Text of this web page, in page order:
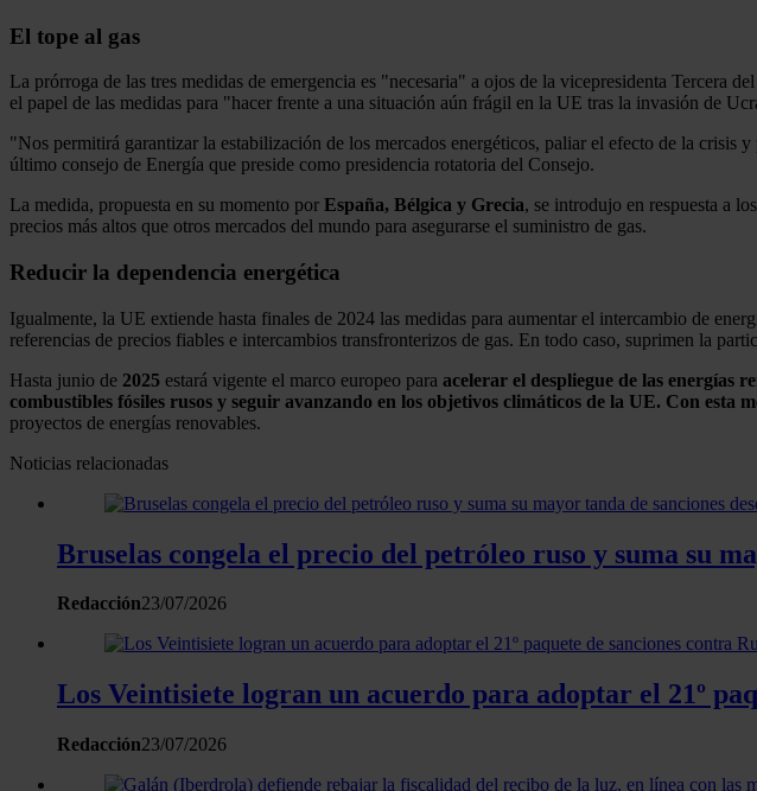
El tope al gas
La prórroga de las tres medidas de emergencia es "necesaria" a ojos de la vicepresidenta
el papel de las medidas para "hacer frente a una situación aún frágil en la UE tras la invasión de
"Nos permitirá garantizar la estabilización de los mercados energéticos, paliar el efecto de la crisis
último consejo de Energía que preside como presidencia rotatoria del Consejo.
La medida, propuesta en su momento por España, Bélgica y Grecia, se introdujo en respuesta a
precios más altos que otros mercados del mundo para asegurarse el suministro de gas.
Reducir la dependencia energética
Igualmente, la UE extiende hasta finales de 2024 las medidas para aumentar el intercambio de
referencias de precios fiables e intercambios transfronterizos de gas. En todo caso, suprimen la
Hasta junio de 2025 estará vigente el marco europeo para acelerar el despliegue de las energías
combustibles fósiles rusos y seguir avanzando en los objetivos climáticos de la UE. Con esta
proyectos de energías renovables.
Noticias relacionadas
Bruselas congela el precio del petróleo ruso y suma su
Redacción23/07/2026
Los Veintisiete logran un acuerdo para adoptar el 21º
Redacción23/07/2026